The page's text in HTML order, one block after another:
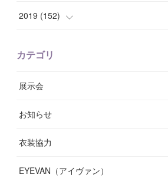
9
(14
(8
(9
( 11)
(14
(19
(12)
( 6)
(12
(10
(17)
(8)
(9
(7
(7
(13)
(3
( 7
(13)
(7)
(
( 5
2019 (152)
カテゴリ
展示会
お知らせ
衣装協力
EYEVAN（アイヴァン）